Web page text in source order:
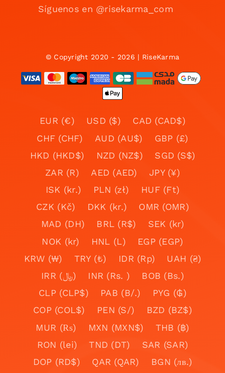
Síguenos en @risekarma_com
© Copyright 2020 - 2026 | RiseKarma
EUR (€) USD ($)
CAD (CAD$)
CHF (CHF)
AUD (AU$)
GBP (£)
HKD (HKD$)
NZD (NZ$)
SGD (S$)
ZAR (R)
AED (AED)
JPY (¥)
ISK (kr.)
PLN (zł)
HUF (Ft)
CZK (Kč)
DKK (kr.)
OMR (OMR)
MAD (DH)
BRL (R$)
SEK (kr)
NOK (kr)
HNL (L)
EGP (EGP)
KRW (₩)
TRY (₺) IDR (Rp)
UAH (₴)
IRR (﷼)
INR (Rs. )
BOB (Bs.)
CLP (CLP$)
PAB (B/.)
PYG (₲)
COP (COL$)
PEN (S/)
BZD (BZ$)
MUR (₨)
MXN (MXN$)
THB (฿)
RON (lei)
TND (DT)
SAR (SAR)
DOP (RD$)
QAR (QAR)
BGN (лв.)